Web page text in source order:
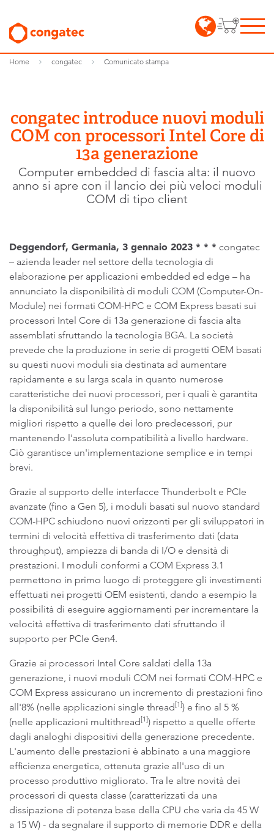
Home congatec Comunicato stampa
congatec introduce nuovi moduli
COM con processori Intel Core di
13a generazione
Computer embedded di fascia alta: il nuovo
anno si apre con il lancio dei più veloci moduli
COM di tipo client
Deggendorf, Germania, 3 gennaio 2023 * * * congatec
– azienda leader nel settore della tecnologia di
elaborazione per applicazioni embedded ed edge – ha
annunciato la disponibilità di moduli COM (Computer-On-
Module) nei formati COM-HPC e COM Express basati sui
processori Intel Core di 13a generazione di fascia alta
assemblati sfruttando la tecnologia BGA. La società
prevede che la produzione in serie di progetti OEM basati
su questi nuovi moduli sia destinata ad aumentare
rapidamente e su larga scala in quanto numerose
caratteristiche dei nuovi processori, per i quali è garantita
la disponibilità sul lungo periodo, sono nettamente
migliori rispetto a quelle dei loro predecessori, pur
mantenendo l'assoluta compatibilità a livello hardware.
Ciò garantisce un'implementazione semplice e in tempi
brevi.
Grazie al supporto delle interfacce Thunderbolt e PCIe
avanzate (fino a Gen 5), i moduli basati sul nuovo standard
COM-HPC schiudono nuovi orizzonti per gli sviluppatori in
termini di velocità effettiva di trasferimento dati (data
throughput), ampiezza di banda di I/O e densità di
prestazioni. I moduli conformi a COM Express 3.1
permettono in primo luogo di proteggere gli investimenti
effettuati nei progetti OEM esistenti, dando a esempio la
possibilità di eseguire aggiornamenti per incrementare la
velocità effettiva di trasferimento dati sfruttando il
supporto per PCIe Gen4.
Grazie ai processori Intel Core saldati della 13a
generazione, i nuovi moduli COM nei formati COM-HPC e
COM Express assicurano un incremento di prestazioni fino
all'8% (nelle applicazioni single thread[1]) e fino al 5 %
(nelle applicazioni multithread[1]) rispetto a quelle offerte
dagli analoghi dispositivi della generazione precedente.
L'aumento delle prestazioni è abbinato a una maggiore
efficienza energetica, ottenuta grazie all'uso di un
processo produttivo migliorato. Tra le altre novità dei
processori di questa classe (caratterizzati da una
dissipazione di potenza base della CPU che varia da 45 W
a 15 W) - da segnalare il supporto di memorie DDR e della